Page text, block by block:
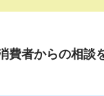
者からの相談